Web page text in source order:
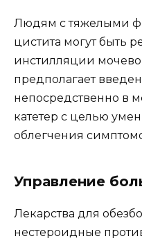
Людям с тяжелыми
цистита могут быть
инстилляции
предполагает
непосредственно в
катетер с целью
облегчения
Управление
Лекарства для
нестероидные